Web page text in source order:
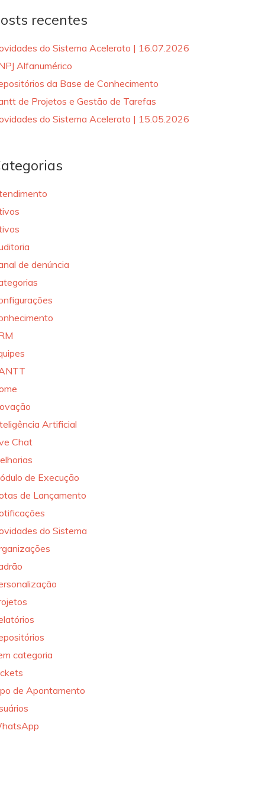
recentes
do Sistema Acelerato | 16.07.2026
Alfanumérico
da Base de Conhecimento
de Projetos e Gestão de Tarefas
do Sistema Acelerato | 15.05.2026
de denúncia
Artificial
Chat
de Execução
de Lançamento
do Sistema
categoria
de Apontamento